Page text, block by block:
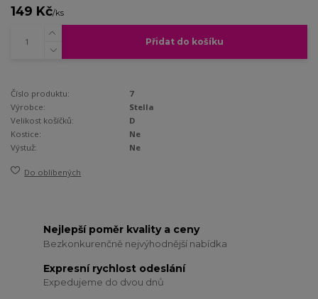
149 Kč/ks
Přidat do košíku
Číslo produktu:
7
Výrobce:
Stella
Velikost košíčků:
D
Kostice:
Ne
Výstuž:
Ne
Do oblíbených
Nejlepší poměr kvality a ceny
Bezkonkurenčně nejvýhodnější nabídka
Expresní rychlost odeslání
Expedujeme do dvou dnů